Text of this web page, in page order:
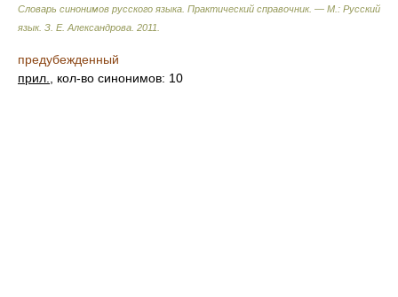
Словарь синонимов русского языка. Практический справочник. — М.: Русский
язык. З. Е. Александрова 2011
предубежденный
прил.
, кол-во синонимов: 10